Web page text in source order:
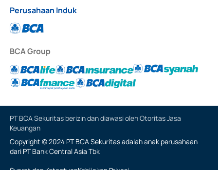
Perusahaan Induk
BCA Group
PT BCA Sekuritas berizin dan diawasi oleh Otoritas Jasa
Keuangan
Copyright © 2024 PT BCA Sekuritas adalah anak perusahaan
dari PT Bank Central Asia Tbk